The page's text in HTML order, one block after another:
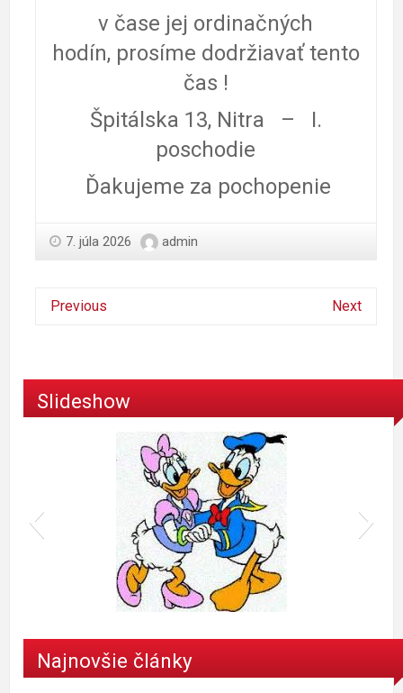
v čase jej ordinačných
hodín, prosíme dodržiavať tento
čas !
Špitálska 13, Nitra – I.
poschodie
Ďakujeme za pochopenie
7. júla 2026 admin
Previous Next
Slideshow
Najnovšie články